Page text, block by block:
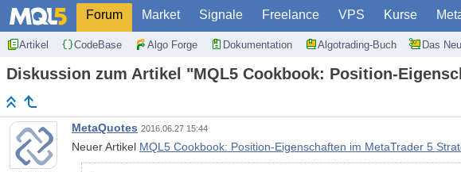
Forum Market Signale Freelance VPS Kurse
Artikel CodeBase Algo Forge Dokumentation Algotrading-Buch Das
Diskussion zum Artikel "MQL5 Cookbook: Position-
MetaQuotes 2016.06.27 15:44
Neuer Artikel MQL5 Cookbook: Position-Eigenschaften im MetaTrader 5